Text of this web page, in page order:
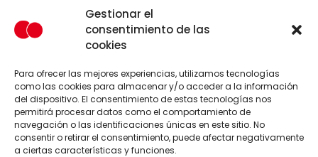
Gestionar el
consentimiento de las
cookies
Para ofrecer las mejores experiencias, utilizamos tecnologías
como las cookies para almacenar y/o acceder a la información
del dispositivo. El consentimiento de estas tecnologías nos
permitirá procesar datos como el comportamiento de
navegación o las identificaciones únicas en este sitio. No
consentir o retirar el consentimiento, puede afectar negativamente
a ciertas características y funciones.